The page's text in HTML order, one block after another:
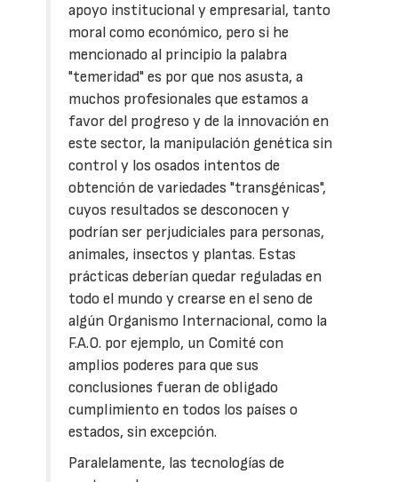
apoyo institucional y empresarial, tanto
moral como económico, pero si he
mencionado al principio la palabra
"temeridad" es por que nos asusta, a
muchos profesionales que estamos a
favor del progreso y de la innovación en
este sector, la manipulación genética sin
control y los osados intentos de
obtención de variedades "transgénicas",
cuyos resultados se desconocen y
podrían ser perjudiciales para personas,
animales, insectos y plantas. Estas
prácticas deberían quedar reguladas en
todo el mundo y crearse en el seno de
algún Organismo Internacional, como la
F.A.O. por ejemplo, un Comité con
amplios poderes para que sus
conclusiones fueran de obligado
cumplimiento en todos los países o
estados, sin excepción.
Paralelamente, las tecnologías de